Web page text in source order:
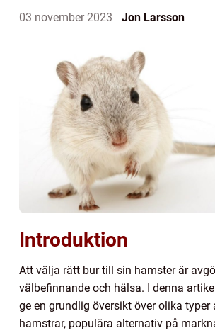
03 november 2023 Jon Larsson
Introduktion
Att välja rätt bur till sin hamster är
välbefinnande och hälsa. I denna
ge en grundlig översikt över olika typer
hamstrar, populära alternativ på